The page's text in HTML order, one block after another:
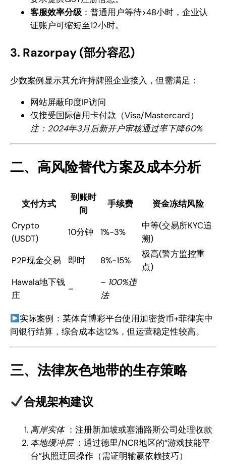
客服效率分级 ：普通用户等待>48小时，企业认
证账户可缩短至12小时。
3. Razorpay (部分容忍)
少数案例显示其允许持牌照企业接入，但需满足：
网站屏蔽印度IP访问
仅接受国际信用卡付款（Visa/Mastercard）
注：2024年3月后新开户审核通过率下降60%
二、高风险替代方案及成本分析
支付方式
到账时
间
手续费
资金冻结风险
Crypto
(USDT)
10分钟 1%-3%
中等(交易所KYC追
溯)
P2P现金交易
即时 8%-15%
极高(警方监控重
点)
Hawala地下钱
庄
–
– 100%违
法
实际案例：某体育博彩平台使用加密货币+菲律宾中
间银行结算，综合成本达12%，但运营稳定性较高。
三、法律灰色地带的生存策略
合规架构建议
离岸实体：注册新加坡或塞浦路斯公司处理收款
本地缓冲层：通过德里/NCR地区的“游戏技能平
台”执照迂回操作（需证明输赢依赖技巧）